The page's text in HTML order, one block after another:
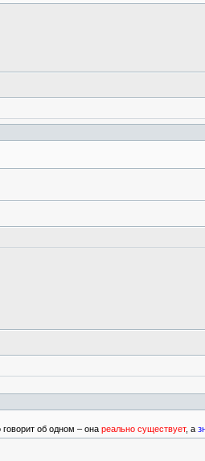
говорит об одном – она реально существует, а